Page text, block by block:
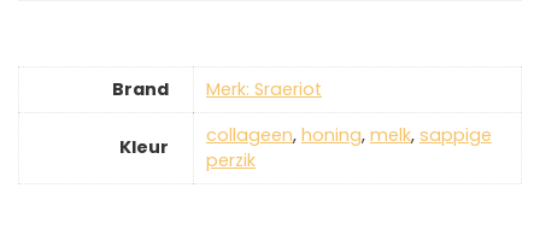
Brand Merk: Sraeriot
Kleur collageen, honing, melk, sappige
perzik